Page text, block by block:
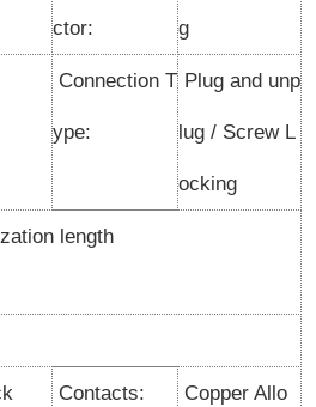
ctor: g
Connection T
ype:
Plug and unp
lug / Screw L
ocking
length
Contacts: Copper Allo